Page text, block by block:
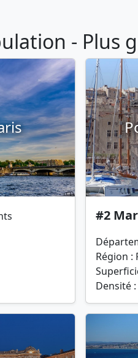
- Plus
#2
Région :
Densité